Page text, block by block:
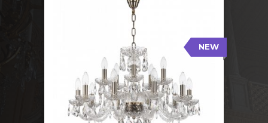
NEW
117/10+5/240 Pa
Тип: Стеклянный рожок
Цвет арматуры: Патина/
Кол-во ламп: 15